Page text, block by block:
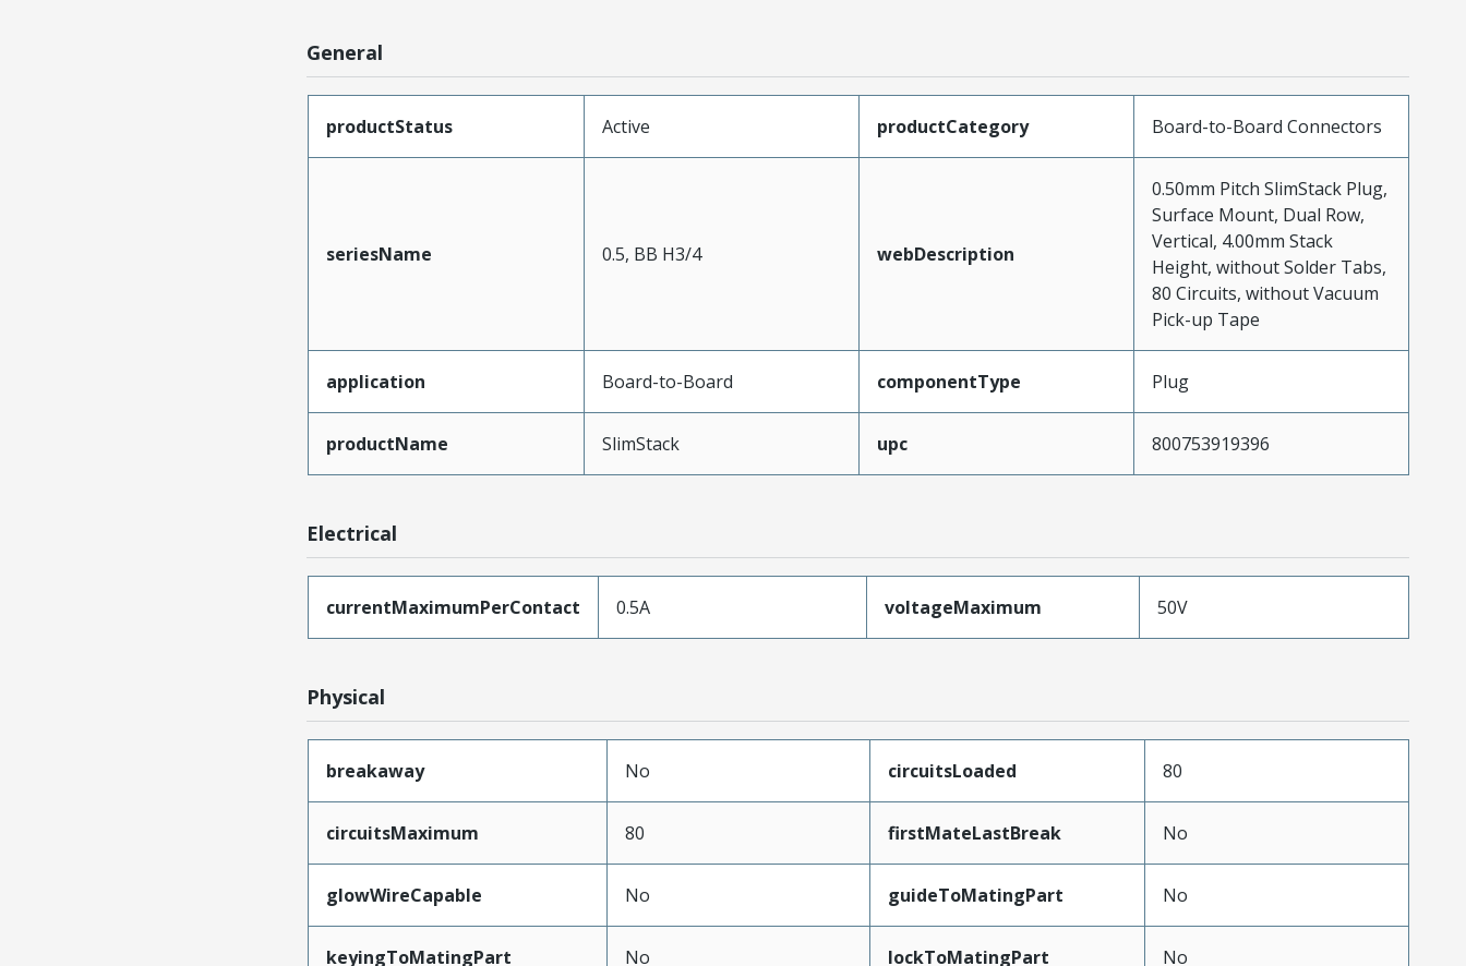
General
productStatus Active productCategory Board-to-Board Connectors
seriesName 0.5, BB H3/4 webDescription
0.50mm Pitch SlimStack Plug,
Surface Mount, Dual Row,
Vertical, 4.00mm Stack
Height, without Solder Tabs,
80 Circuits, without Vacuum
Pick-up Tape
application Board-to-Board componentType Plug
productName SlimStack upc 800753919396
Electrical
currentMaximumPerContact 0.5A voltageMaximum 50V
Physical
breakaway No circuitsLoaded 80
circuitsMaximum 80 firstMateLastBreak No
glowWireCapable No guideToMatingPart No
keyingToMatingPart No lockToMatingPart No